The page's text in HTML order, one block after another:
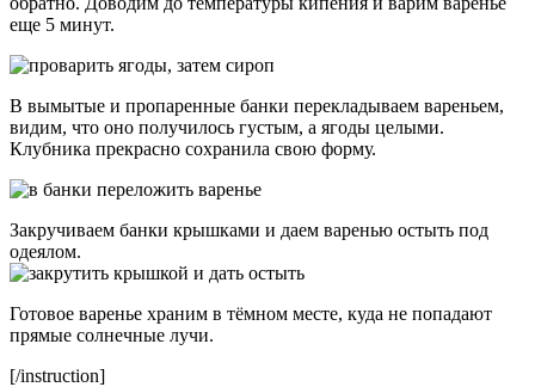
еще 5 минут.
В вымытые и пропаренные банки перекладываем вареньем,
видим, что оно получилось густым, а ягоды целыми.
Клубника прекрасно сохранила свою форму.
Закручиваем банки крышками и даем варенью остыть под
одеялом.
Готовое варенье храним в тёмном месте, куда не попадают
прямые солнечные лучи.
[/instruction]